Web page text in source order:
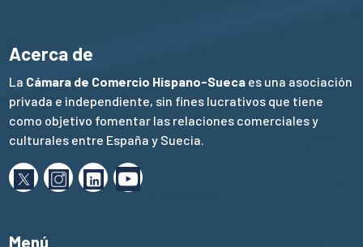
Acerca de
La Cámara de Comercio Hispano-Sueca es una asociación
privada e independiente, sin fines lucrativos que tiene
como objetivo fomentar las relaciones comerciales y
culturales entre España y Suecia.
Menú